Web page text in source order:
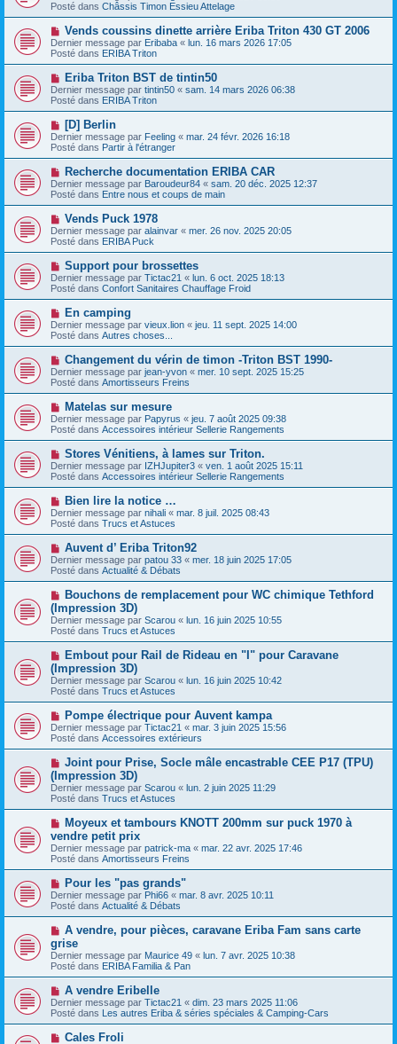
a
g
e
m
e
s
s
a
g
e
u
v
e
u
m
e
s
a
g
e
Posté dans Châssis Timon Essieu Attelage
N
o
u
v
e
a
u
m
e
s
a
g
e
Vends coussins dinette arrière Eriba Triton 430 GT 2006
Dernier message par Eribaba « lun. 16 mars 2026 17:05
Posté dans ERIBA Triton
N
o
u
v
e
u
m
e
s
a
g
e
Eriba Triton BST de tintin50
Dernier message par tintin50 « sam. 14 mars 2026 06:38
Posté dans ERIBA Triton
N
o
u
v
e
a
u
m
e
s
s
a
g
e
[D] Berlin
Dernier message par Feeling « mar. 24 févr. 2026 16:18
Posté dans Partir à l'étranger
N
o
u
v
e
u
m
e
s
s
a
g
e
Recherche documentation ERIBA CAR
Dernier message par Baroudeur84 « sam. 20 déc. 2025 12:37
Posté dans Entre nous et coups de main
N
o
u
v
e
a
u
m
e
s
a
g
e
Vends Puck 1978
Dernier message par alainvar « mer. 26 nov. 2025 20:05
Posté dans ERIBA Puck
N
o
u
v
e
a
u
m
e
s
s
a
g
e
Support pour brossettes
Dernier message par Tictac21 « lun. 6 oct. 2025 18:13
Posté dans Confort Sanitaires Chauffage Froid
N
o
u
v
a
u
m
e
s
a
g
e
En camping
Dernier message par vieux.lion « jeu. 11 sept. 2025 14:00
Posté dans Autres choses...
N
o
u
v
e
a
u
m
e
s
s
a
g
e
Changement du vérin de timon -Triton BST 1990-
Dernier message par jean-yvon « mer. 10 sept. 2025 15:25
Posté dans Amortisseurs Freins
N
o
u
v
e
a
u
m
e
s
a
g
Matelas sur mesure
Dernier message par Papyrus « jeu. 7 août 2025 09:38
Posté dans Accessoires intérieur Sellerie Rangements
N
o
u
v
e
a
u
m
e
s
s
a
g
e
Stores Vénitiens, à lames sur Triton.
Dernier message par IZHJupiter3 « ven. 1 août 2025 15:11
Posté dans Accessoires intérieur Sellerie Rangements
N
o
u
v
a
u
m
e
s
a
g
e
Bien lire la notice …
Dernier message par nihali « mar. 8 juil. 2025 08:43
Posté dans Trucs et Astuces
N
o
u
v
e
a
u
m
e
s
s
a
g
e
Auvent d’ Eriba Triton92
Dernier message par patou 33 « mer. 18 juin 2025 17:05
Posté dans Actualité & Débats
N
u
v
e
a
m
e
s
a
g
e
Bouchons de remplacement pour WC chimique Tethford
(Impression 3D)
Dernier message par Scarou « lun. 16 juin 2025 10:55
Posté dans Trucs et Astuces
N
u
v
e
a
m
e
s
a
g
e
Embout pour Rail de Rideau en "I" pour Caravane
(Impression 3D)
Dernier message par Scarou « lun. 16 juin 2025 10:42
Posté dans Trucs et Astuces
N
o
u
v
a
u
m
e
s
s
a
g
e
Pompe électrique pour Auvent kampa
Dernier message par Tictac21 « mar. 3 juin 2025 15:56
Posté dans Accessoires extérieurs
N
u
v
e
a
m
e
s
a
g
e
Joint pour Prise, Socle mâle encastrable CEE P17 (TPU)
(Impression 3D)
Dernier message par Scarou « lun. 2 juin 2025 11:29
Posté dans Trucs et Astuces
N
u
v
e
a
m
e
s
a
g
e
Moyeux et tambours KNOTT 200mm sur puck 1970 à
vendre petit prix
Dernier message par patrick-ma « mar. 22 avr. 2025 17:46
Posté dans Amortisseurs Freins
N
o
u
v
a
u
m
e
s
a
g
e
Pour les "pas grands"
Dernier message par Phi66 « mar. 8 avr. 2025 10:11
Posté dans Actualité & Débats
N
o
u
v
e
a
u
m
e
s
s
A vendre, pour pièces, caravane Eriba Fam sans carte
grise
Dernier message par Maurice 49 « lun. 7 avr. 2025 10:38
Posté dans ERIBA Familia & Pan
N
o
u
v
a
A vendre Eribelle
Dernier message par Tictac21 « dim. 23 mars 2025 11:06
Posté dans Les autres Eriba & séries spéciales & Camping-Cars
NCales Froli